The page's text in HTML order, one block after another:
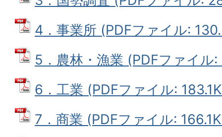
4．事業所 (PDFファイル:
5．農林・漁業 (PDFファイル
6．工業 (PDFファイル:
7．商業 (PDFファイル: